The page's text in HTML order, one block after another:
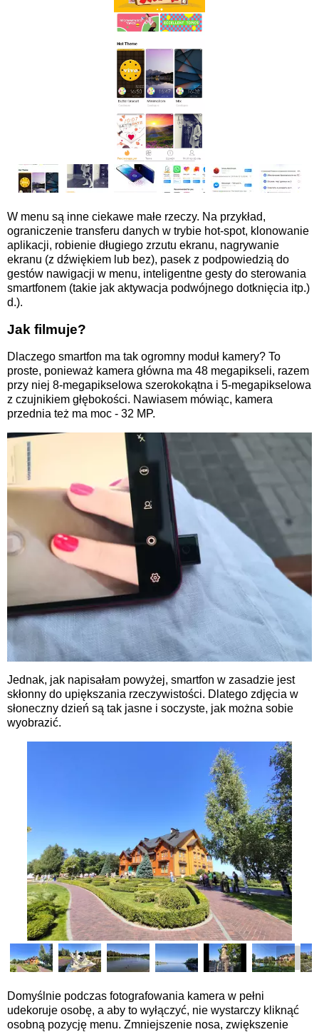
W menu są inne ciekawe małe rzeczy. Na przykład,
ograniczenie transferu danych w trybie hot-spot, klonowanie
aplikacji, robienie długiego zrzutu ekranu, nagrywanie
ekranu (z dźwiękiem lub bez), pasek z podpowiedzią do
gestów nawigacji w menu, inteligentne gesty do sterowania
smartfonem (takie jak aktywacja podwójnego dotknięcia itp.)
d.).
Jak filmuje?
Dlaczego smartfon ma tak ogromny moduł kamery? To
proste, ponieważ kamera główna ma 48 megapikseli, razem
przy niej 8-megapikselowa szerokokątna i 5-megapikselowa
z czujnikiem głębokości. Nawiasem mówiąc, kamera
przednia też ma moc - 32 MP.
Jednak, jak napisałam powyżej, smartfon w zasadzie jest
skłonny do upiększania rzeczywistości. Dlatego zdjęcia w
słoneczny dzień są tak jasne i soczyste, jak można sobie
wyobrazić.
Domyślnie podczas fotografowania kamera w pełni
udekoruje osobę, a aby to wyłączyć, nie wystarczy kliknąć
osobną pozycję menu. Zmniejszenie nosa, zwiększenie